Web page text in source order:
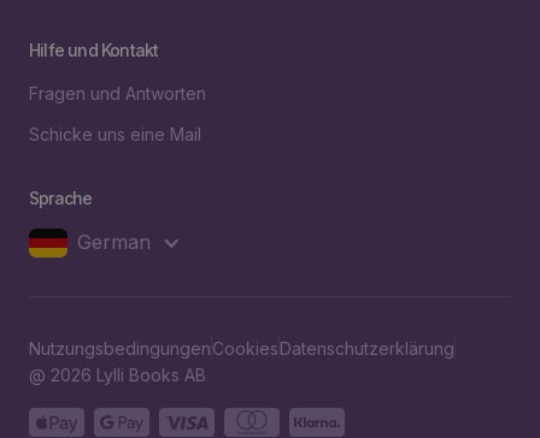
Hilfe und Kontakt
Fragen und Antworten
Schicke uns eine Mail
Sprache
German
NutzungsbedingungenCookiesDatenschutzerklärung
@ 2026 Lylli Books AB